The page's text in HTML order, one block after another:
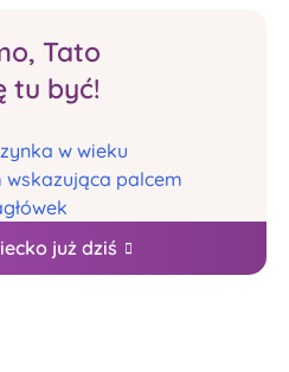
Tato
tu być!
już dziś